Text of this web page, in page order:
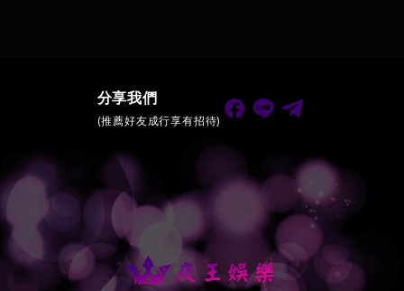
分享我們
(推薦好友成行享有招待)